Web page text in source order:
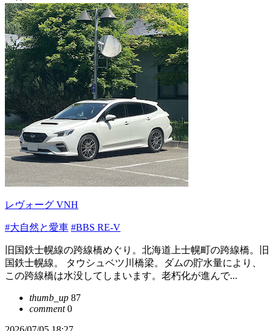
レヴォーグ VNH
#大自然と愛車 #BBS RE-V
旧国鉄士幌線の跨線橋めぐり。北海道上士幌町の跨線橋。旧
国鉄士幌線。 タウシュベツ川橋梁。ダムの貯水量により、
この跨線橋は水没してしまいます。老朽化が進んで...
thumb_up 87
comment0